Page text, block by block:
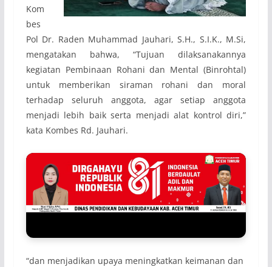
Kom
bes
Pol Dr. Raden Muhammad Jauhari, S.H., S.I.K., M.Si,
mengatakan bahwa, “Tujuan dilaksanakannya
kegiatan Pembinaan Rohani dan Mental (Binrohtal)
untuk memberikan siraman rohani dan moral
terhadap seluruh anggota, agar setiap anggota
menjadi lebih baik serta menjadi alat kontrol diri,”
kata Kombes Rd. Jauhari.
“dan menjadikan upaya meningkatkan keimanan dan